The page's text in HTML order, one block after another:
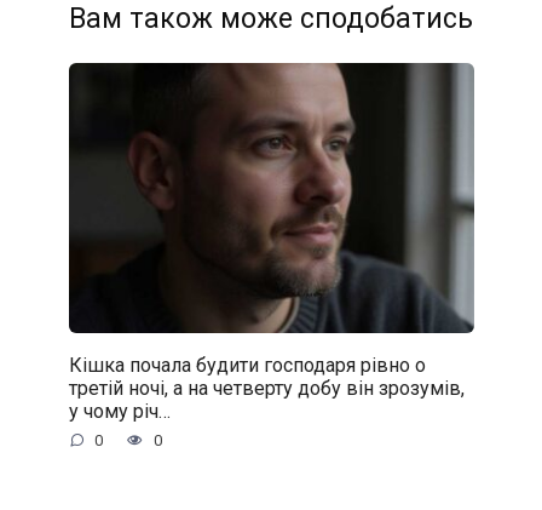
Вам також може сподобатись
Кішка почала будити господаря рівно о
третій ночі, а на четверту добу він зрозумів,
у чому річ…
0 0